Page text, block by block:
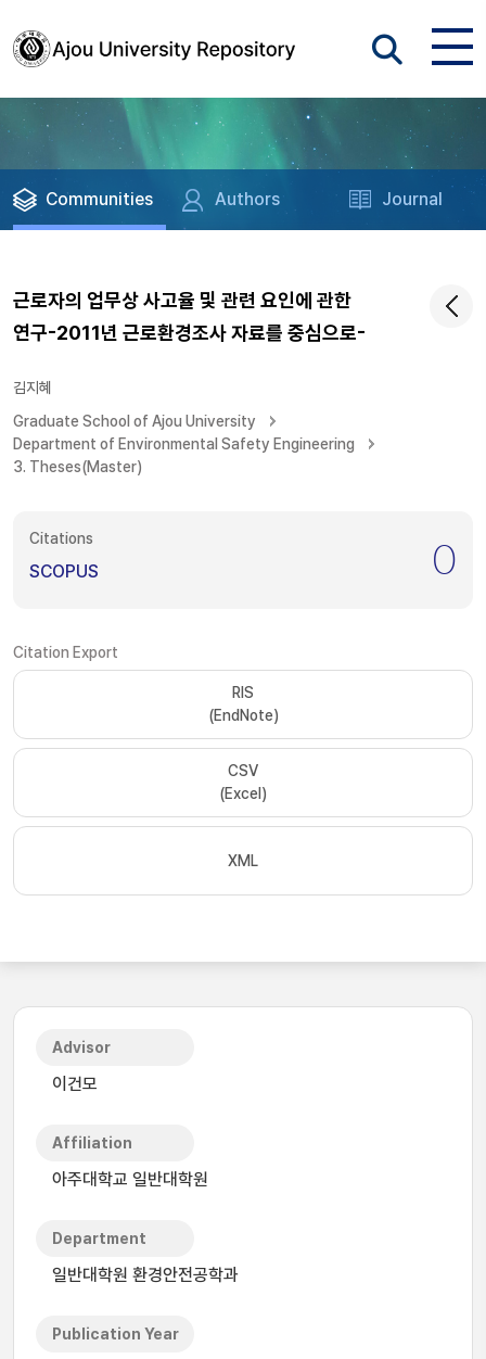
Communities Authors Journal
근로자의 업무상 사고율 및 관련 요인에 관한
연구-2011년 근로환경조사 자료를 중심으로-
김지혜
Graduate School of Ajou University
Department of Environmental Safety Engineering
3. Theses(Master)
Citations
SCOPUS 0
Citation Export
RIS
(EndNote)
CSV
(Excel)
XML
Advisor
이건모
Affiliation
아주대학교 일반대학원
Department
일반대학원 환경안전공학과
Publication Year